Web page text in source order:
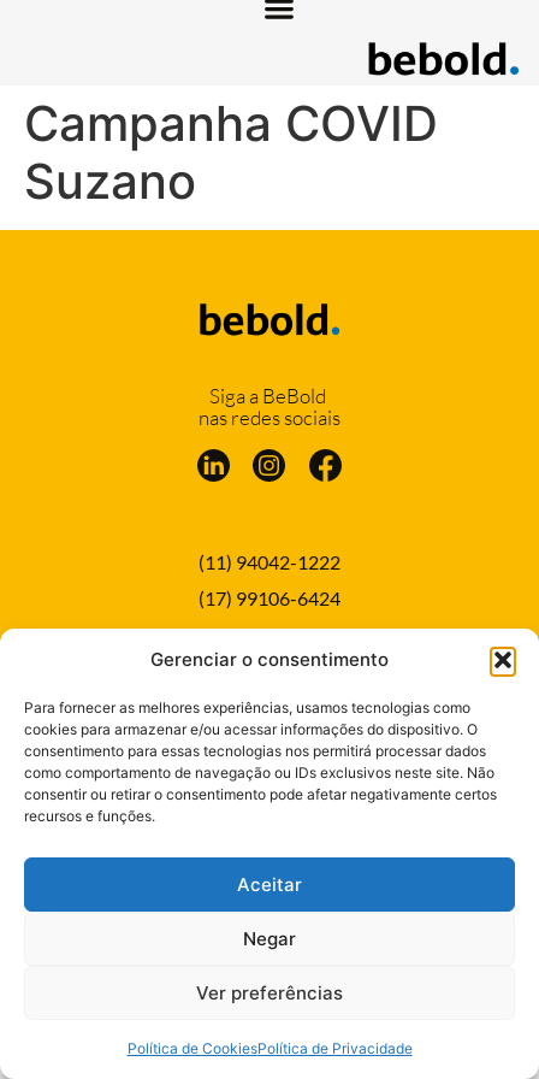
Gerenciar o consentimento
Para fornecer as melhores experiências, usamos tecnologias como
cookies para armazenar e/ou acessar informações do dispositivo. O
consentimento para essas tecnologias nos permitirá processar dados
como comportamento de navegação ou IDs exclusivos neste site. Não
consentir ou retirar o consentimento pode afetar negativamente certos
recursos e funções.
Aceitar
Negar
Ver preferências
Política de CookiesPolítica de Privacidade
Campanha COVID
Suzano
Siga a BeBold
nas redes sociais
(11) 94042-1222
(17) 99106-6424
Seja nosso Cliente
Desenvolvido porBebold Comunicação.